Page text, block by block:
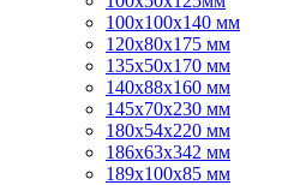
100х100х140 мм
120х80х175 мм
135х50х170 мм
140х88х160 мм
145х70х230 мм
180х54х220 мм
186х63х342 мм
189х100х85 мм